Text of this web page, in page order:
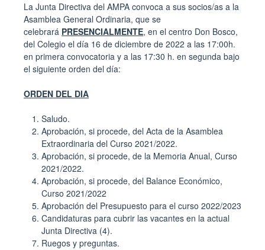
La Junta Directiva del AMPA convoca a sus socios/as a la
Asamblea General Ordinaria, que se
celebrará PRESENCIALMENTE, en el centro Don Bosco,
del Colegio el día 16 de diciembre de 2022 a las 17:00h.
en primera convocatoria y a las 17:30 h. en segunda bajo
el siguiente orden del día:
ORDEN DEL DIA
Saludo.
Aprobación, si procede, del Acta de la Asamblea
Extraordinaria del Curso 2021/2022.
Aprobación, si procede, de la Memoria Anual, Curso
2021/2022.
Aprobación, si procede, del Balance Económico,
Curso 2021/2022
Aprobación del Presupuesto para el curso 2022/2023
Candidaturas para cubrir las vacantes en la actual
Junta Directiva (4).
Ruegos y preguntas.